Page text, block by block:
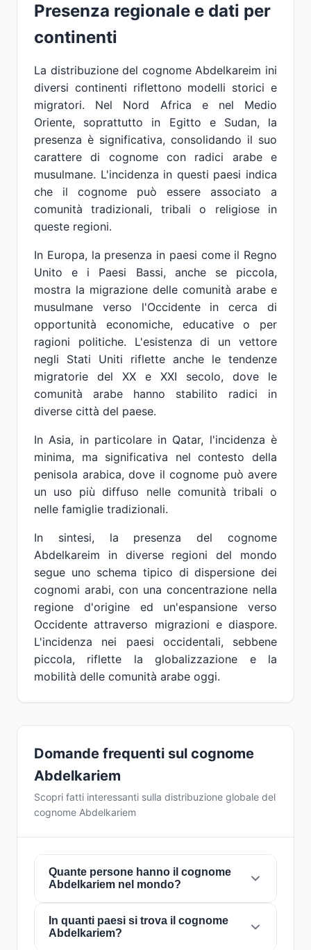
Presenza regionale e dati per
continenti
La distribuzione del cognome Abdelkareim ini
diversi continenti riflettono modelli storici e
migratori. Nel Nord Africa e nel Medio
Oriente, soprattutto in Egitto e Sudan, la
presenza è significativa, consolidando il suo
carattere di cognome con radici arabe e
musulmane. L'incidenza in questi paesi indica
che il cognome può essere associato a
comunità tradizionali, tribali o religiose in
queste regioni.
In Europa, la presenza in paesi come il Regno
Unito e i Paesi Bassi, anche se piccola,
mostra la migrazione delle comunità arabe e
musulmane verso l'Occidente in cerca di
opportunità economiche, educative o per
ragioni politiche. L'esistenza di un vettore
negli Stati Uniti riflette anche le tendenze
migratorie del XX e XXI secolo, dove le
comunità arabe hanno stabilito radici in
diverse città del paese.
In Asia, in particolare in Qatar, l'incidenza è
minima, ma significativa nel contesto della
penisola arabica, dove il cognome può avere
un uso più diffuso nelle comunità tribali o
nelle famiglie tradizionali.
In sintesi, la presenza del cognome
Abdelkareim in diverse regioni del mondo
segue uno schema tipico di dispersione dei
cognomi arabi, con una concentrazione nella
regione d'origine ed un'espansione verso
Occidente attraverso migrazioni e diaspore.
L'incidenza nei paesi occidentali, sebbene
piccola, riflette la globalizzazione e la
mobilità delle comunità arabe oggi.
Domande frequenti sul cognome
Abdelkariem
Scopri fatti interessanti sulla distribuzione globale del
cognome Abdelkariem
Quante persone hanno il cognome
Abdelkariem nel mondo?
Attualmente ci sono circa227 personecon il
cognomeAbdelkariem
In quanti paesi si trova il cognome
Abdelkariem?